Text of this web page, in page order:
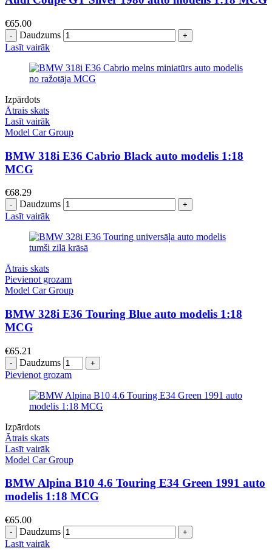
€65.00
Daudzums
Lasīt vairāk
Izpārdots
Ātrais skats
Lasīt vairāk
Model Car Group
BMW 318i E36 Cabrio Black auto modelis 1:18
MCG
€68.29
Daudzums
Lasīt vairāk
Ātrais skats
Pievienot grozam
Model Car Group
BMW 328i E36 Touring Blue auto modelis 1:18
MCG
€65.21
Daudzums
Pievienot grozam
Izpārdots
Ātrais skats
Lasīt vairāk
Model Car Group
BMW Alpina B10 4.6 Touring E34 Green 1991 auto
modelis 1:18 MCG
€65.00
Daudzums
Lasīt vairāk